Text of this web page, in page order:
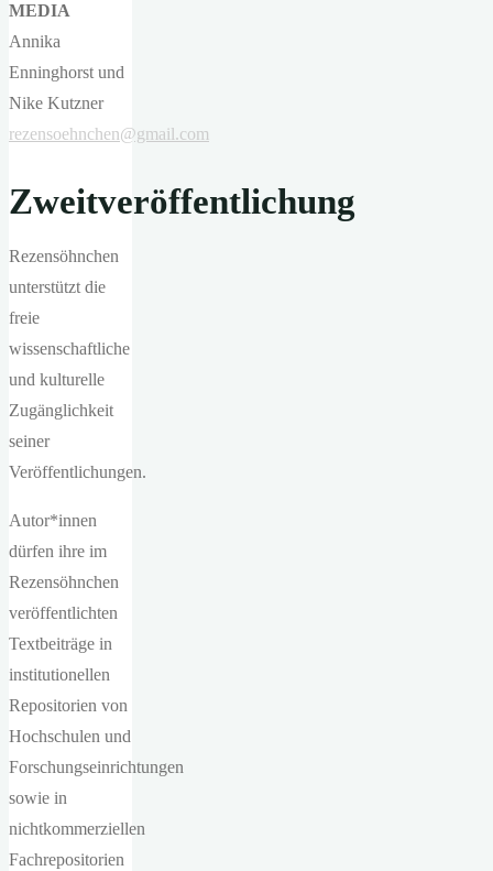
MEDIA
Annika
Enninghorst und
Nike Kutzner
rezensoehnchen@gmail.com
Zweitveröffentlichung
Rezensöhnchen
unterstützt die
freie
wissenschaftliche
und kulturelle
Zugänglichkeit
seiner
Veröffentlichungen.
Autor*innen
dürfen ihre im
Rezensöhnchen
veröffentlichten
Textbeiträge in
institutionellen
Repositorien von
Hochschulen und
Forschungseinrichtungen
sowie in
nichtkommerziellen
Fachrepositorien